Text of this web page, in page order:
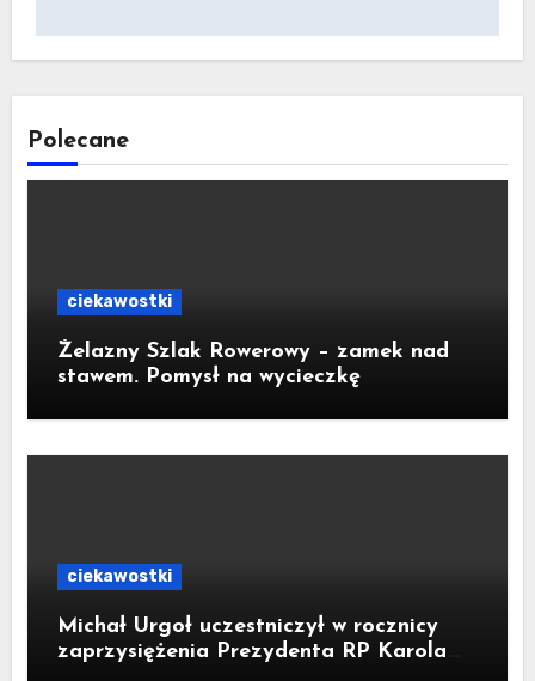
Polecane
ciekawostki
Żelazny Szlak Rowerowy – zamek nad
stawem. Pomysł na wycieczkę
ciekawostki
Michał Urgoł uczestniczył w rocznicy
zaprzysiężenia Prezydenta RP Karola